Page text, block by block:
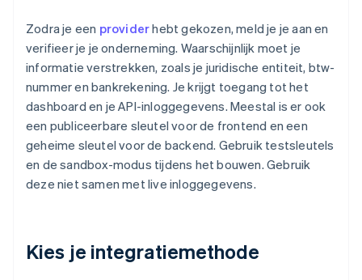
Zodra je een providerhebt gekozen, meld je je aan en
verifieer je je onderneming. Waarschijnlijk moet je
informatie verstrekken, zoals je juridische entiteit, btw-
nummer en bankrekening. Je krijgt toegang tot het
dashboard en je API-inloggegevens. Meestal is er ook
een publiceerbare sleutel voor de frontend en een
geheime sleutel voor de backend. Gebruik testsleutels
en de sandbox-modus tijdens het bouwen. Gebruik
deze niet samen met live inloggegevens.
Kies je integratiemethode